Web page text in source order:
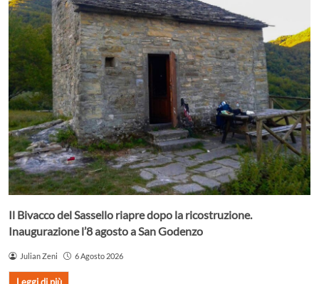
Il Bivacco del Sassello riapre dopo la ricostruzione.
Inaugurazione l’8 agosto a San Godenzo
Julian Zeni 6 Agosto 2026
Leggi di più